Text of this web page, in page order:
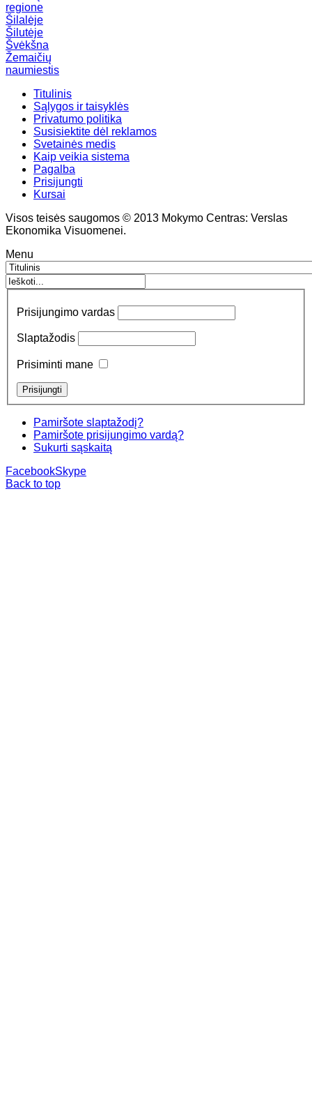
regione
Šilalėje
Šilutėje
Švėkšna
Žemaičių
naumiestis
Titulinis
Sąlygos ir taisyklės
Privatumo politika
Susisiektite dėl reklamos
Svetainės medis
Kaip veikia sistema
Pagalba
Prisijungti
Kursai
Visos teisės saugomos © 2013 Mokymo Centras: Verslas
Ekonomika Visuomenei.
Menu
Prisijungimo vardas
Slaptažodis
Prisiminti mane
Pamiršote slaptažodį?
Pamiršote prisijungimo vardą?
Sukurti sąskaitą
FacebookSkype
Back to top